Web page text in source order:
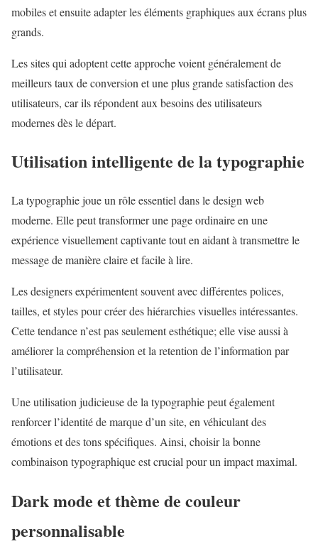
mobiles et ensuite adapter les éléments graphiques aux écrans plus
grands.
Les sites qui adoptent cette approche voient généralement de
meilleurs taux de conversion et une plus grande satisfaction des
utilisateurs, car ils répondent aux besoins des utilisateurs
modernes dès le départ.
Utilisation intelligente de la typographie
La typographie joue un rôle essentiel dans le design web
moderne. Elle peut transformer une page ordinaire en une
expérience visuellement captivante tout en aidant à transmettre le
message de manière claire et facile à lire.
Les designers expérimentent souvent avec différentes polices,
tailles, et styles pour créer des hiérarchies visuelles intéressantes.
Cette tendance n’est pas seulement esthétique; elle vise aussi à
améliorer la compréhension et la retention de l’information par
l’utilisateur.
Une utilisation judicieuse de la typographie peut également
renforcer l’identité de marque d’un site, en véhiculant des
émotions et des tons spécifiques. Ainsi, choisir la bonne
combinaison typographique est crucial pour un impact maximal.
Dark mode et thème de couleur
personnalisable